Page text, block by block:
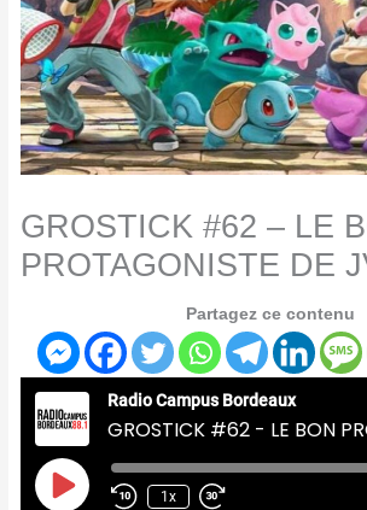
GROSTICK #62 – LE
PROTAGONISTE DE
Partagez ce contenu
Radio Campus Bordeaux
Play
Episode
1x